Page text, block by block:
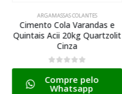
ARGAMASSAS COLANTES
Cimento Cola Varandas e
Quintais Acii 20kg Quartzolit
Cinza
0de 5
Compre pelo
Whatsapp